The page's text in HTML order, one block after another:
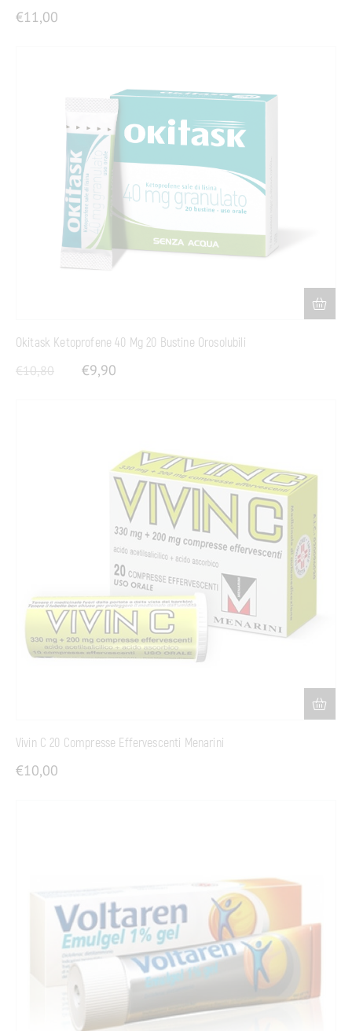
€11,00
Okitask Ketoprofene 40 Mg 20 Bustine Orosolubili
€10,80 €9,90
Vivin C 20 Compresse Effervescenti Menarini
€10,00